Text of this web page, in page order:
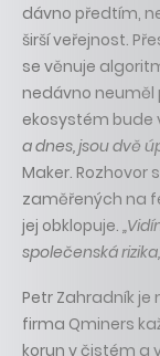
dávno předtím,
širší veřejnost.
se věnuje
nedávno neuměl
ekosystém bude
a dnes, jsou dvě
Maker. Rozhovor
zaměřených na
jej obklopuje.
společenská
Petr Zahradník
firma Qminers
korun v čistém a